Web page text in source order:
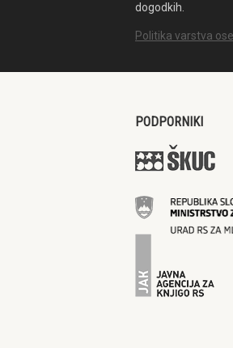
dogodkih.
Politika varstva
PODPORNIKI